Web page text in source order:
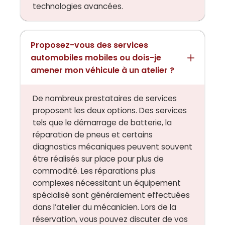
technologies avancées.
Proposez-vous des services
automobiles mobiles ou dois-je
amener mon véhicule à un atelier ?
De nombreux prestataires de services
proposent les deux options. Des services
tels que le démarrage de batterie, la
réparation de pneus et certains
diagnostics mécaniques peuvent souvent
être réalisés sur place pour plus de
commodité. Les réparations plus
complexes nécessitant un équipement
spécialisé sont généralement effectuées
dans l’atelier du mécanicien. Lors de la
réservation, vous pouvez discuter de vos